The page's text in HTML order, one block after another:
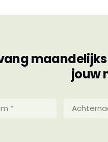
jouw
Achternaam